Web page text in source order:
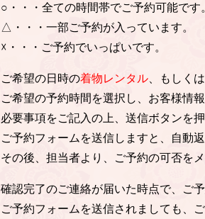
○・・・全ての時間帯でご予約可能です
△・・・一部ご予約が入っています。
☓・・・ご予約でいっぱいです。
ご希望の日時の着物レンタル 、もしくは
ご希望の予約時間を選択し、お客様情
必要事項をご記入の上、送信ボタンを押
ご予約フォームを送信しますと、自動
その後、担当者より、ご予約の可否を
確認完了のご連絡が届いた時点で、ご
ご予約フォームを送信されましても、